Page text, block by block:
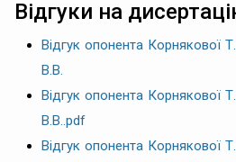
Відгуки на
Відгук опонента Корнякової
В.В.
Відгук опонента Корнякової
В.В..pdf
Відгук опонента Корнякової